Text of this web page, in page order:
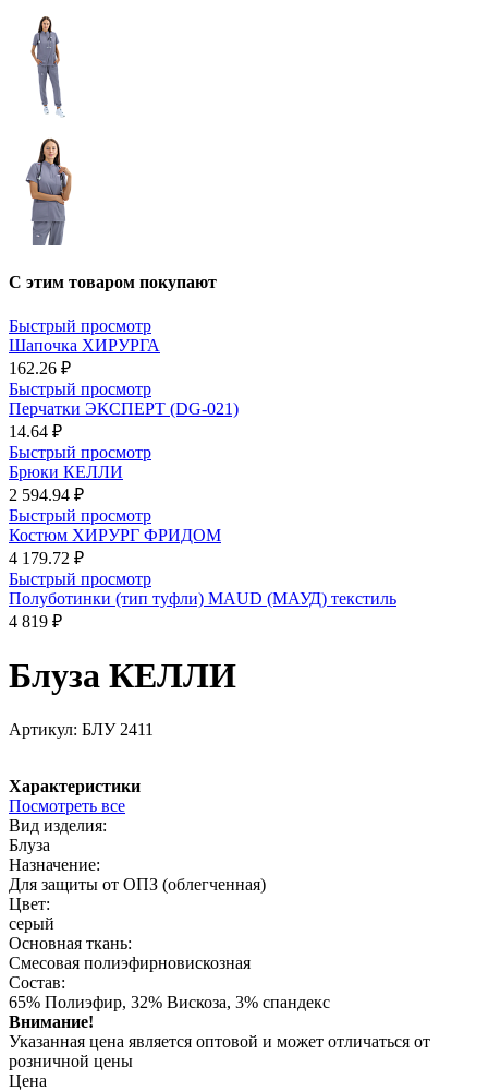
С этим товаром покупают
Быстрый просмотр
Шапочка ХИРУРГА
162.26 ₽
Быстрый просмотр
Перчатки ЭКСПЕРТ (DG-021)
14.64 ₽
Быстрый просмотр
Брюки КЕЛЛИ
2 594.94 ₽
Быстрый просмотр
Костюм ХИРУРГ ФРИДОМ
4 179.72 ₽
Быстрый просмотр
Полуботинки (тип туфли) MAUD (МАУД) текстиль
4 819 ₽
Блуза КЕЛЛИ
Артикул: БЛУ 2411
Характеристики
Посмотреть все
Вид изделия:
Блуза
Назначение:
Для защиты от ОПЗ (облегченная)
Цвет:
серый
Основная ткань:
Смесовая полиэфирновискозная
Состав:
65% Полиэфир, 32% Вискоза, 3% спандекс
Внимание!
Указанная цена является оптовой и может отличаться от
розничной цены
Цена